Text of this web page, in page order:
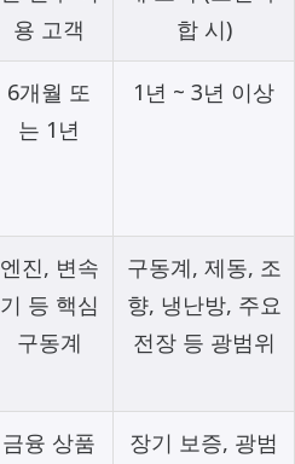
용 고객
합 시)
6개월 또
는 1년
1년 ~ 3년 이상
엔진, 변속
기 등 핵심
구동계
구동계, 제동, 조
향, 냉난방, 주요
전장 등 광범위
금융 상품
장기 보증, 광범